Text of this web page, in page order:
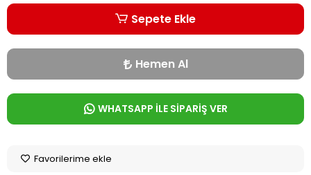
Sepete Ekle
Hemen Al
WHATSAPP İLE SİPARİŞ VER
Favorilerime ekle